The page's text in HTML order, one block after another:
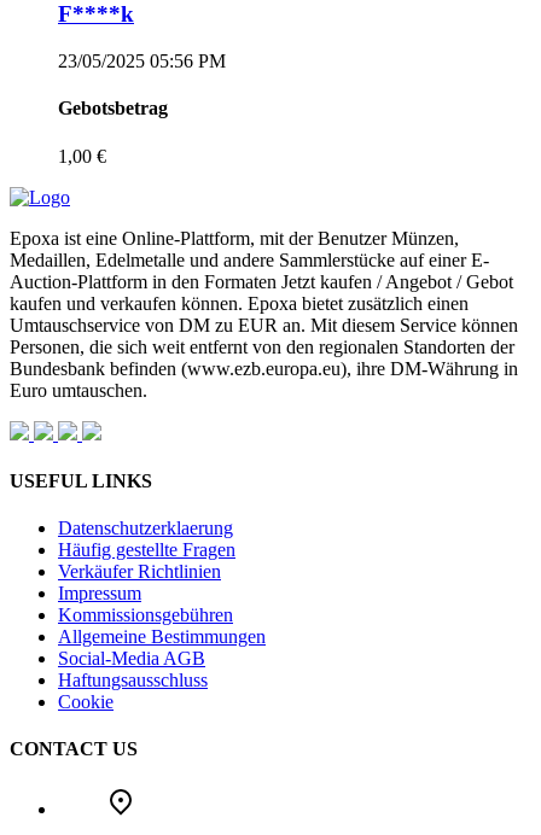
F****k
23/05/2025 05:56 PM
Gebotsbetrag
1,00 €
Epoxa ist eine Online-Plattform, mit der Benutzer Münzen,
Medaillen, Edelmetalle und andere Sammlerstücke auf einer E-
Auction-Plattform in den Formaten Jetzt kaufen / Angebot / Gebot
kaufen und verkaufen können. Epoxa bietet zusätzlich einen
Umtauschservice von DM zu EUR an. Mit diesem Service können
Personen, die sich weit entfernt von den regionalen Standorten der
Bundesbank befinden (www.ezb.europa.eu), ihre DM-Währung in
Euro umtauschen.
USEFUL LINKS
Datenschutzerklaerung
Häufig gestellte Fragen
Verkäufer Richtlinien
Impressum
Kommissionsgebühren
Allgemeine Bestimmungen
Social-Media AGB
Haftungsausschluss
Cookie
CONTACT US